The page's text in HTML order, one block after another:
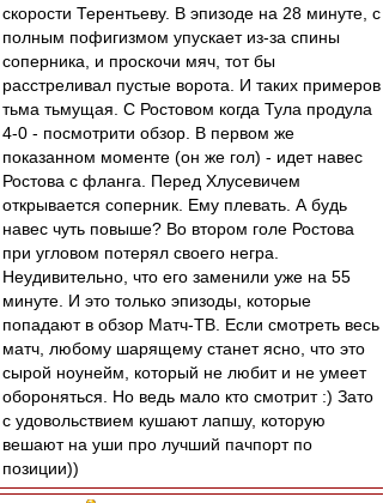
скорости Терентьеву. В эпизоде на 28 минуте, с
полным пофигизмом упускает из-за спины
соперника, и проскочи мяч, тот бы
расстреливал пустые ворота. И таких примеров
тьма тьмущая. С Ростовом когда Тула продула
4-0 - посмотрити обзор. В первом же
показанном моменте (он же гол) - идет навес
Ростова с фланга. Перед Хлусевичем
открывается соперник. Ему плевать. А будь
навес чуть повыше? Во втором голе Ростова
при угловом потерял своего негра.
Неудивительно, что его заменили уже на 55
минуте. И это только эпизоды, которые
попадают в обзор Матч-ТВ. Если смотреть весь
матч, любому шарящему станет ясно, что это
сырой ноунейм, который не любит и не умеет
обороняться. Но ведь мало кто смотрит :) Зато
с удовольствием кушают лапшу, которую
вешают на уши про лучший пачпорт по
позиции))